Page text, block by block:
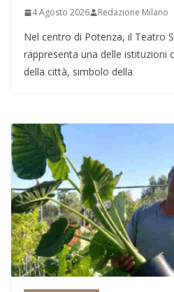
4 Agosto 2026 Redazione Milano
Nel centro di Potenza, il Teatro
rappresenta una delle istituzioni
della città, simbolo della